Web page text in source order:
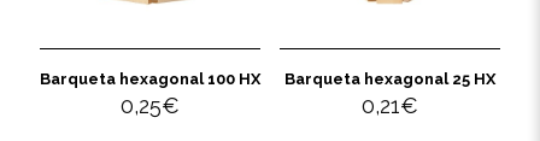
Barqueta hexagonal 100 HX
0,25€
Barqueta hexagonal 25 HX
0,21€